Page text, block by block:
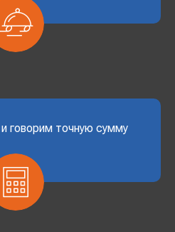
говорим точную сумму